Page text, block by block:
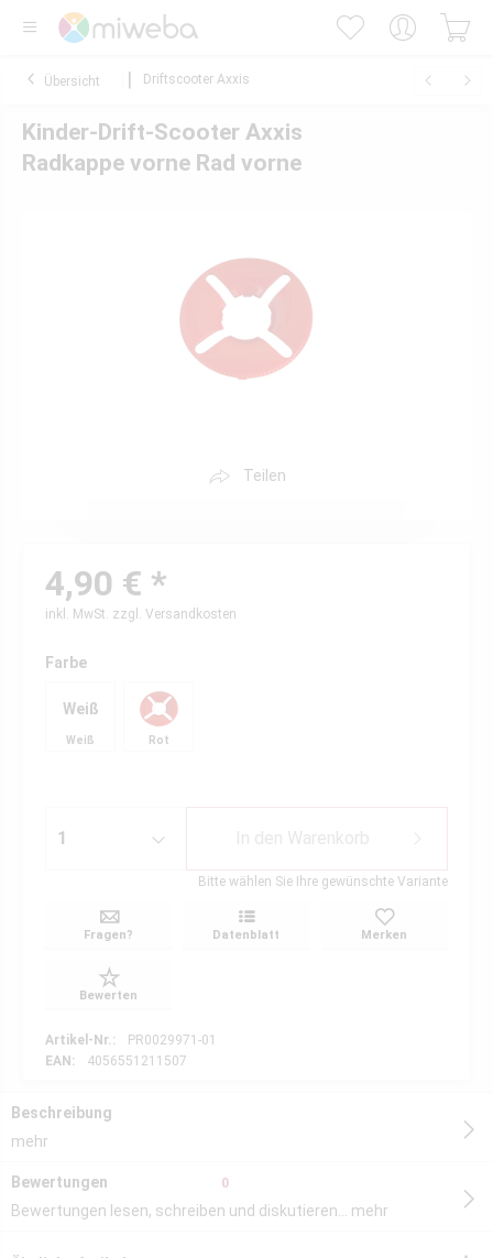
Übersicht Driftscooter Axxis
Kinder-Drift-Scooter Axxis
Radkappe vorne Rad vorne
Teilen
4,90 € *
inkl. MwSt. zzgl. Versandkosten
Farbe
Weiß
Weiß
Rot
Bitte wählen Sie Ihre gewünschte Variante
Fragen? Datenblatt Merken
Bewerten
Artikel-Nr.:
PR0029971-01
EAN:
4056551211507
Beschreibung
mehr
Bewertungen 0
Bewertungen lesen, schreiben und diskutieren... mehr